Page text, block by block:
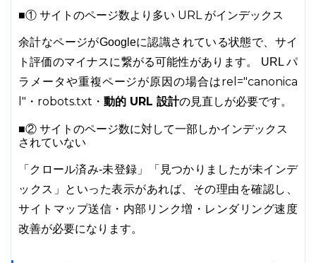
■① サイトのページ数より多い URL がインデックス
余計なページがGoogleに認識されている状態で、サイ
ト評価のマイナスに繋がる可能性があります。 URL パ
ラメータや重複ページが原因の場合はrel="canonica
l" ・ robots.txt ・ 動的 URL 設計の見直しが必要です。
■② サイトのページ数に対して一部しかインデックス
されていない
「クロール済み-未登録」「見つかりましたが未インデ
ックス」といった表示があれば、その理由を確認し、
サイトマップ送信・内部リンク増・レンダリング速度
改善が必要になります。